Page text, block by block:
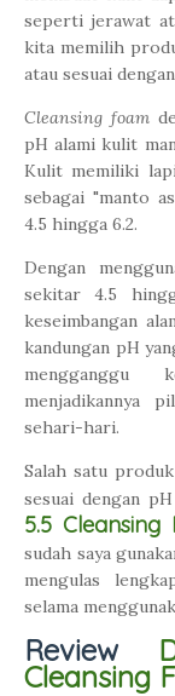
seperti jerawat
kita memilih
atau sesuai
Cleansing foam
pH alami kulit
Kulit memiliki
sebagai "manto
4.5 hingga 6.2.
Dengan
sekitar 4.5
keseimbangan
kandungan pH
mengganggu
menjadikannya
sehari-hari.
Salah satu
sesuai dengan
5.5 Cleansing
sudah saya
mengulas
selama
Review
Cleansing